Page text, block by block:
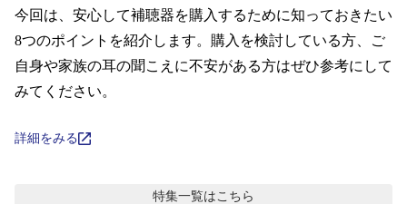
ブランド一覧
コンテンツを探す
スタッフコンテンツ
スタッフコンテンツ一覧
今回は、安心して補聴器を購入するために知っておきたい
8つのポイントを紹介します。購入を検討している方、ご
自身や家族の耳の聞こえに不安がある方はぜひ参考にして
みてください。
詳細をみる
特集一覧はこちら